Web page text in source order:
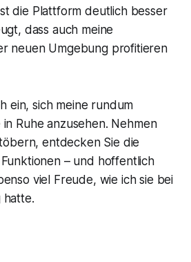
die Plattform deutlich besser
dass auch meine
neuen Umgebung profitieren
ein, sich meine rundum
Ruhe anzusehen. Nehmen
entdecken Sie die
– und hoffentlich
viel Freude, wie ich sie bei
hatte.